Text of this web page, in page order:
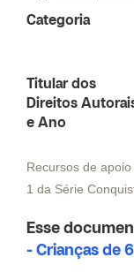
Categoria
Titular dos
Direitos
e Ano
Recursos de
1 da Série
Esse
- Crianças de